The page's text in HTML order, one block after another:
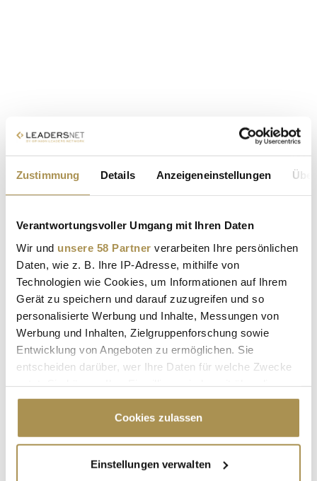
Zustimmung Details Anzeigeneinstellungen
Verantwortungsvoller Umgang mit Ihren Daten
Wir und unsere 58 Partner verarbeiten Ihre persönlichen
Daten, wie z. B. Ihre IP-Adresse, mithilfe von
Technologien wie Cookies, um Informationen auf Ihrem
Gerät zu speichern und darauf zuzugreifen und so
personalisierte Werbung und Inhalte, Messungen von
Werbung und Inhalten, Zielgruppenforschung sowie
Entwicklung von Angeboten zu ermöglichen. Sie
entscheiden darüber, wer Ihre Daten für welche Zwecke
Cookie-Erklärung oder durch Klicken auf das Privacy
Trigger Symbol ändern oder widerrufen
Informationen über Ihre geografische Lage
Cookies zulassen
Einstellungen verwalten